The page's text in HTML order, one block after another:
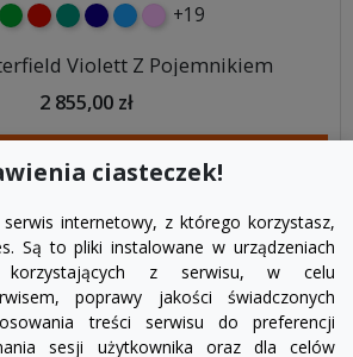
zielonyczerwony
turkusowy
granatowy
niebieski
różowy
+19
Violett Z Pojemnikiem
2 855,00 zł
ciasteczek!
internetowy, z którego korzystasz,
Są to pliki instalowane w urządzeniach
korzystających z serwisu, w celu
poprawy jakości świadczonych
treści serwisu do preferencji
sesji użytkownika oraz dla celów